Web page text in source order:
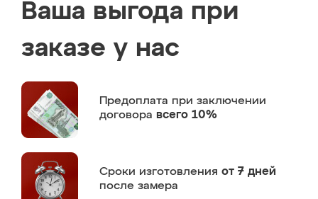
Ваша выгода при
заказе у нас
Предоплата при заключении
договора всего 10%
Сроки изготовления от 7 дней
после замера